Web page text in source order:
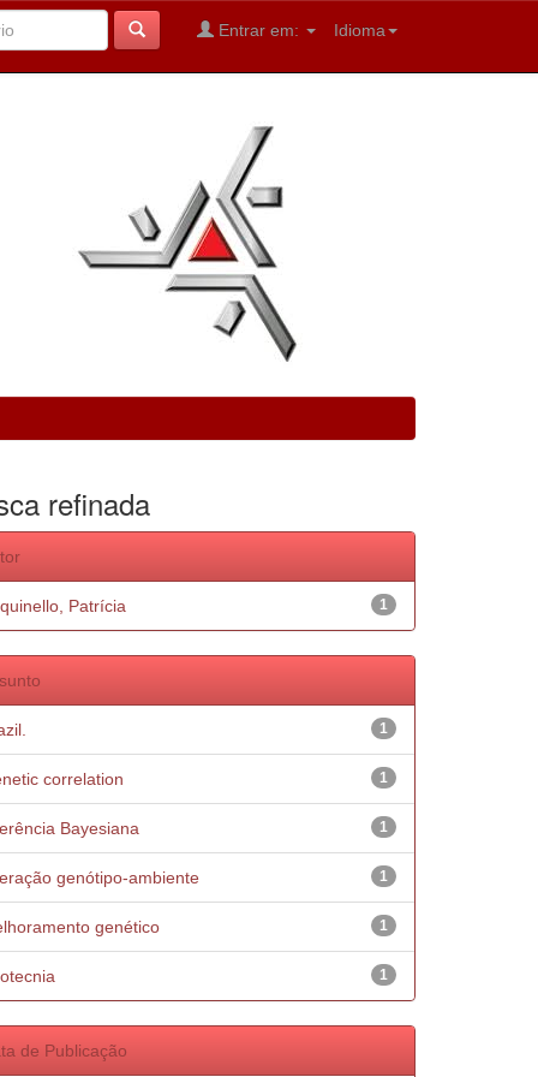
Idioma
Entrar em:
refinada
1
Patrícia
1
1
correlation
1
Bayesiana
1
genótipo-ambiente
1
genético
1
de Publicação